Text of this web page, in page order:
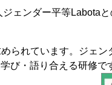
ェンダー平等Labota
られています。ジェン
び・語り合える研修で